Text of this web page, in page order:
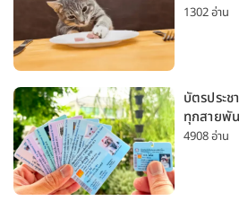
1302 อ่าน
บัตรประ
ทุกสายพั
4908 อ่าน